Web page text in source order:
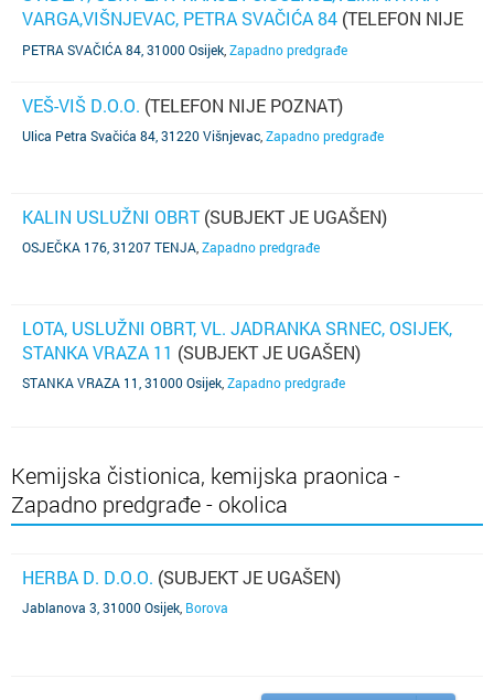
VARGA,VIŠNJEVAC, PETRA SVAČIĆA 84 (TELEFON NIJE
POZNAT)
PETRA SVAČIĆA 84, 31000 Osijek Zapadno predgrađe
VEŠ-VIŠ D.O.O. (TELEFON NIJE POZNAT)
Ulica Petra Svačića 84, 31220 Višnjevac Zapadno predgrađe
KALIN USLUŽNI OBRT(SUBJEKT JE UGAŠEN)
OSJEČKA 176, 31207 TENJA Zapadno predgrađe
LOTA, USLUŽNI OBRT, VL. JADRANKA SRNEC, OSIJEK,
STANKA VRAZA 11 (SUBJEKT JE UGAŠEN)
STANKA VRAZA 11, 31000 Osijek Zapadno predgrađe
Kemijska čistionica, kemijska praonica -
Zapadno predgrađe - okolica
HERBA D. D.O.O. (SUBJEKT JE UGAŠEN)
Jablanova 3, 31000 Osijek Borova